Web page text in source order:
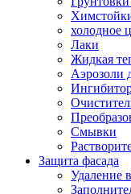
холодное
Лаки
Жидкая
Аэрозоли
Смывки
Защита фасада
Удаление